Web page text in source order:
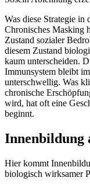
Was diese Strategie in
Chronisches Masking
Zustand sozialer
diesem Zustand
kaum unterscheiden.
Immunsystem bleibt
unterschwellig. Was
chronische
wird, hat oft eine
beginnt.
Innenbildung
Hier kommt
biologisch wirksamer